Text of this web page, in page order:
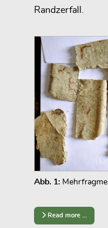
Randzerfall.
Abb. 1:
Read more …